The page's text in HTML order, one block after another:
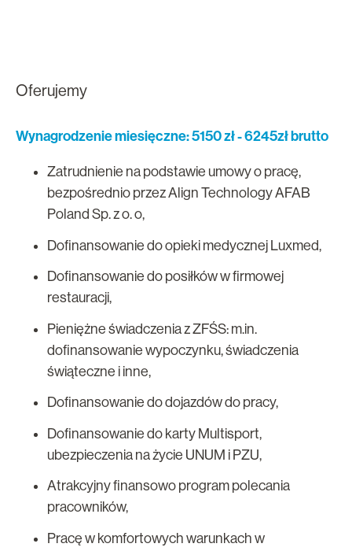
Oferujemy
Wynagrodzenie miesięczne: 5150 zł - 6245zł brutto
Zatrudnienie na podstawie umowy o pracę,
bezpośrednio przez Align Technology AFAB
Poland Sp. z o. o,
Dofinansowanie do opieki medycznej Luxmed,
Dofinansowanie do posiłków w firmowej
restauracji,
Pieniężne świadczenia z ZFŚS: m.in.
dofinansowanie wypoczynku, świadczenia
świąteczne i inne,
Dofinansowanie do dojazdów do pracy,
Dofinansowanie do karty Multisport,
ubezpieczenia na życie UNUM i PZU,
Atrakcyjny finansowo program polecania
pracowników,
Pracę w komfortowych warunkach w